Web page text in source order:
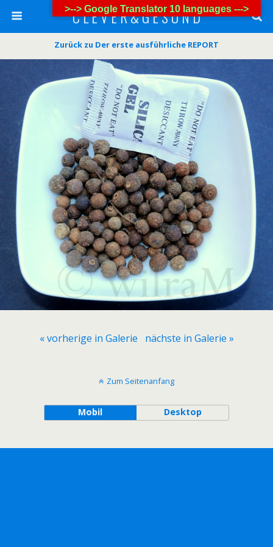
C L E V E R & G E S U N D
Zurück zu Der erste ausführliche REPORT
« vorherige in Galerie nächste in Galerie »
Zum Seitenanfang
Mobil Desktop
>--> Google Translator 10 languages --->